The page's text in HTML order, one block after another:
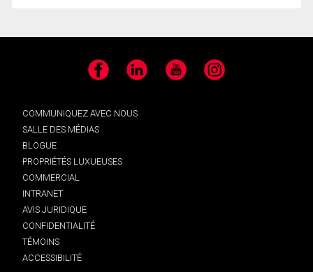
Facebook LinkedIn YouTube Instagram
COMMUNIQUEZ AVEC NOUS
SALLE DES MÉDIAS
BLOGUE
PROPRIÉTÉS LUXUEUSES
COMMERCIAL
INTRANET
AVIS JURIDIQUE
CONFIDENTIALITÉ
TÉMOINS
ACCESSIBILITÉ